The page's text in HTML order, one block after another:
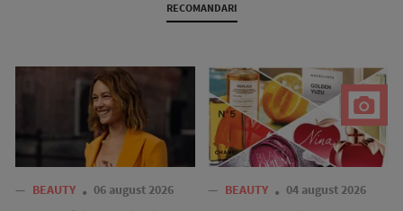
RECOMANDARI
— BEAUTY 06 august 2026 — BEAUTY 04 august 2026